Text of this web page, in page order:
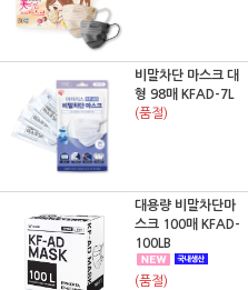
비말차단 마스크 대
형 98매 KFAD-7L
(품절)
대용량 비말차단마
스크 100매 KFAD-
100LB
(품절)